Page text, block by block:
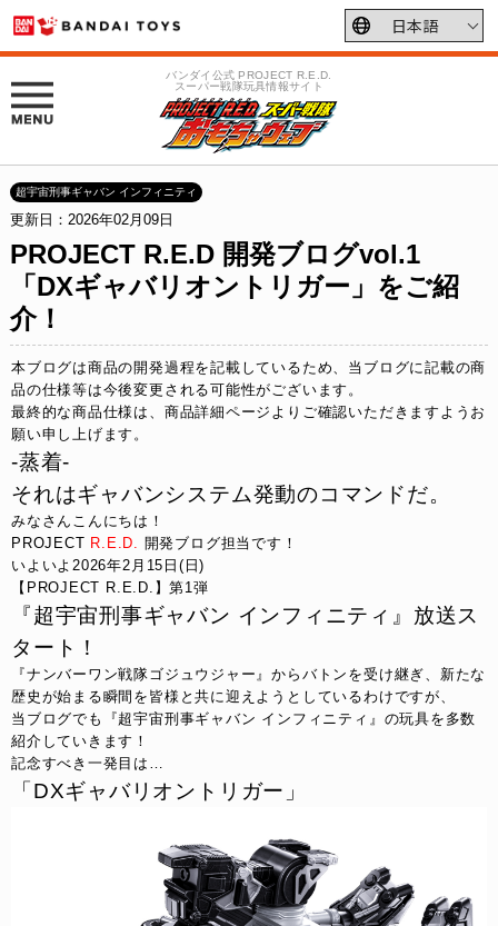
バンダイ公式 PROJECT R.E.D.
スーパー戦隊玩具情報サイト
更新日：2026年02月09日
超宇宙刑事ギャバン インフィニティ
PROJECT R.E.D 開発ブログvol.1
「DXギャバリオントリガー」をご紹
介！
本ブログは商品の開発過程を記載しているため、当ブログに記載の商
品の仕様等は今後変更される可能性がございます。
最終的な商品仕様は、 商品詳細ページ よりご確認いただきますようお
願い申し上げます。
-蒸着-
それはギャバンシステム発動のコマンドだ。
みなさんこんにちは！
PROJECT R.E.D.
開発ブログ担当です！
いよいよ2026年2月15日(日)
【PROJECT R.E.D.】第1弾
『超宇宙刑事ギャバン インフィニティ』放送ス
タート！
『ナンバーワン戦隊ゴジュウジャー』からバトンを受け継ぎ、新たな
歴史が始まる瞬間を皆様と共に迎えようとしているわけですが、
当ブログでも『超宇宙刑事ギャバン インフィニティ』の玩具を多数
紹介していきます！
記念すべき一発目は…
「DXギャバリオントリガー」